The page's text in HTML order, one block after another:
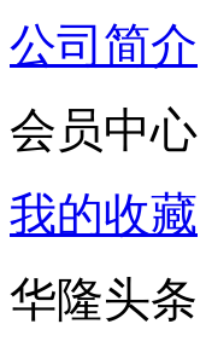
公司简介
会员中心
我的收藏
华隆头条